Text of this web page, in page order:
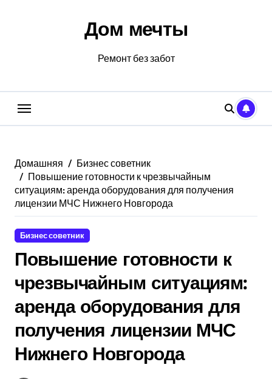
Дом мечты
Ремонт без забот
Домашняя
Бизнес советник
Повышение готовности к чрезвычайным
ситуациям: аренда оборудования для получения
лицензии МЧС Нижнего Новгорода
Бизнес советник
Повышение готовности к
чрезвычайным ситуациям:
аренда оборудования для
получения лицензии МЧС
Нижнего Новгорода